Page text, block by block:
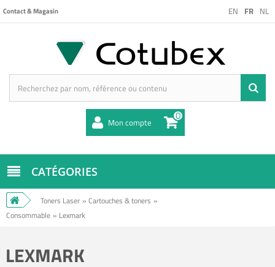
EN FR NL
Contact & Magasin
Mon compte 0
CATÉGORIES
Toners Laser » Cartouches & toners »
Consommable » Lexmark
LEXMARK